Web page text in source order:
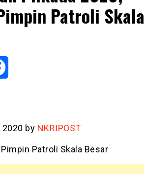
Patroli Skala
2020 by NKRIPOST
Patroli Skala Besar